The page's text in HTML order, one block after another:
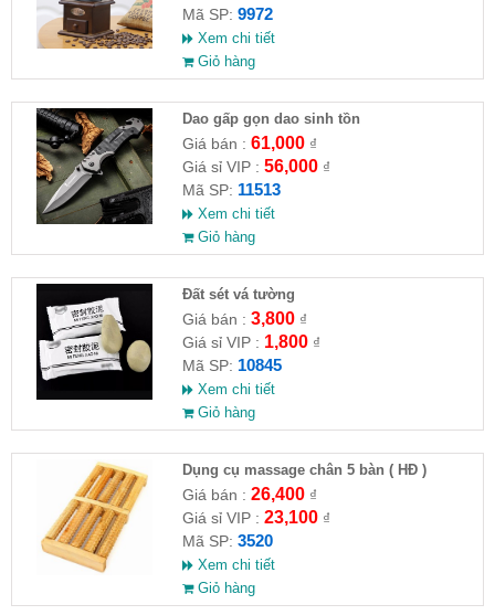
Mã SP: 9972
Xem chi tiết
Giỏ hàng
Dao gấp gọn dao sinh tồn
Giá bán : 61,000₫
Giá sỉ VIP : 56,000₫
Mã SP: 11513
Xem chi tiết
Giỏ hàng
Đất sét vá tường
Giá bán : 3,800₫
Giá sỉ VIP : 1,800₫
Mã SP: 10845
Xem chi tiết
Giỏ hàng
Dụng cụ massage chân 5 bàn ( HĐ )
Giá bán : 26,400₫
Giá sỉ VIP : 23,100₫
Mã SP: 3520
Xem chi tiết
Giỏ hàng